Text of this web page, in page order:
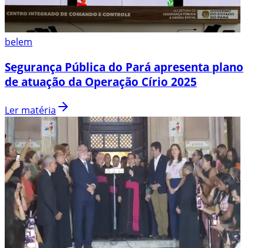
belem
Segurança Pública do Pará apresenta plano
de atuação da Operação Círio 2025
Ler matéria